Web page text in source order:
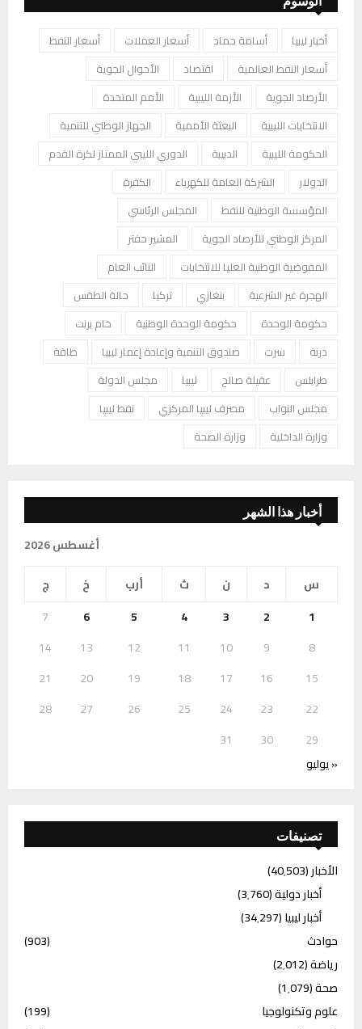
أخبار ليبيا أسامة حماد أسعار العملات
أسعار النفط
أسعار النفط العالمية
اقتصاد
الأحوال الجوية
الأرصاد الجوية
الأزمة الليبية
الأمم المتحدة
الانتخابات الليبية
البعثة الأممية
الجهاز الوطني للتنمية
الحكومة الليبية
الدبيبة
الدوري الليبي الممتاز لكرة القدم
الدولار
الشركة العامة للكهرباء
الكفرة
المؤسسة الوطنية للنفط
المجلس الرئاسي
المركز الوطني للأرصاد الجوية
المشير حفتر
المفوضية الوطنية العليا للانتخابات
النائب العام
الهجرة غير الشرعية
بنغازي تركيا
حالة الطقس
حكومة الوحدة
حكومة الوحدة الوطنية
خام برنت
درنة
سرت صندوق التنمية وإعادة إعمار ليبيا
طاقة
طرابلس
عقيلة صالح ليبيا
مجلس الدولة
مجلس النواب
مصرف ليبيا المركزي
نفط ليبيا
وزارة الداخلية
وزارة الصحة
أخبار هذا الشهر
أغسطس 2026
س
د ن ث أرب خ
ج
1
2
3
4
5
6
7
8
9
10
11
12
13
14
15
16
17
18
19
20
21
22
23
24
25
26
27
28
29
30
31
« يوليو
تصنيفات
الأخبار(40٬503)
أخبار دولية(3٬760)
أخبار ليبيا(34٬297)
حوادث
(903)
رياضة(2٬012)
صحة(1٬079)
علوم وتكنولوجيا
(199)